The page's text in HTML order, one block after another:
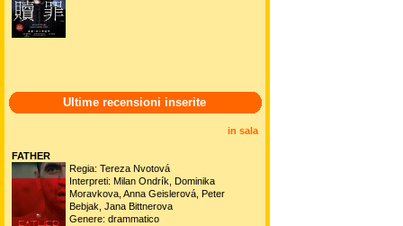
Ultime recensioni inserite
in sala
FATHER
Regia: Tereza Nvotová
Interpreti: Milan Ondrík, Dominika
Moravkova, Anna Geislerová, Peter
Bebjak, Jana Bittnerova
Genere: drammatico